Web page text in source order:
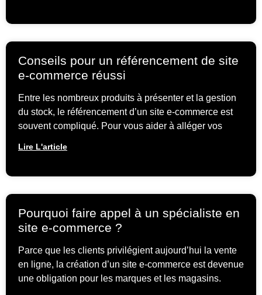
Conseils pour un référencement de site
e-commerce réussi
Entre les nombreux produits à présenter et la gestion
du stock, le référencement d’un site e-commerce est
souvent compliqué. Pour vous aider à alléger vos
Lire L'article
Pourquoi faire appel à un spécialiste en
site e-commerce ?
Parce que les clients privilégient aujourd’hui la vente
en ligne, la création d’un site e-commerce est devenue
une obligation pour les marques et les magasins.